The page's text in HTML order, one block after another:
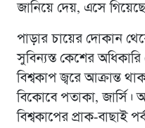
জানিয়ে দেয়, এসে
পাড়ার চায়ের দোকান
সুবিন্যস্ত কেশের
বিশ্বকাপ জ্বরে আক্রান্ত
বিকোবে পতাকা, জার্সি।
বিশ্বকাপের প্রাক-বাছাই